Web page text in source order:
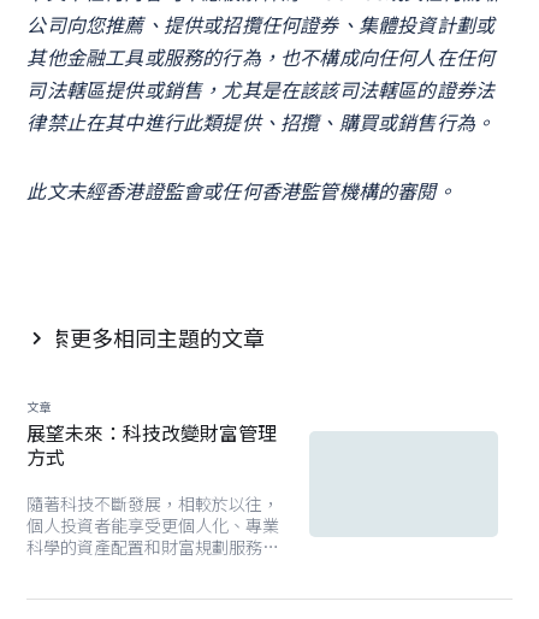
公司向您推薦、提供或招攬任何證券、集體投資計劃或
其他金融工具或服務的行為，也不構成向任何人在任何
司法轄區提供或銷售，尤其是在該該司法轄區的證券法
律禁止在其中進行此類提供、招攬、購買或銷售行為。
此文未經香港證監會或任何香港監管機構的審閱。
探索更多相同主題的文章

文章
展望未來：科技改變財富管理
方式
隨著科技不斷發展，相較於以往，
個人投資者能享受更個人化、專業
科學的資產配置和財富規劃服務。